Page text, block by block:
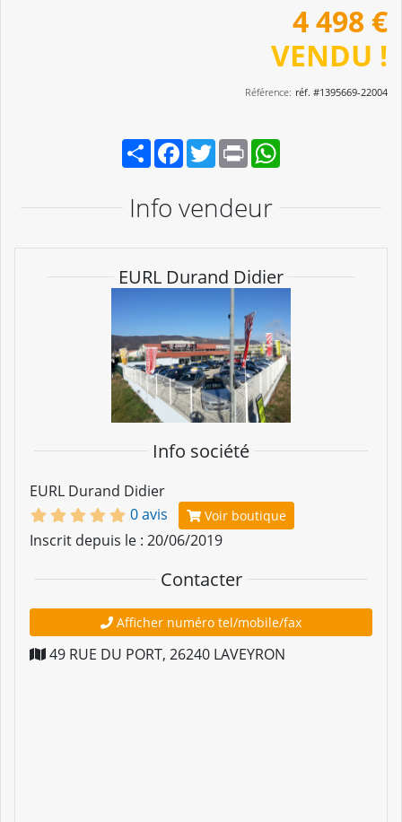
4 498 €
VENDU !
Référence: réf. #1395669-22004
PartagerFacebook
TwitterPrint
Info vendeur
EURL Durand Didier
Info société
EURL Durand Didier
0 avis
Voir boutique
Inscrit depuis le : 20/06/2019
Contacter
Afficher numéro tel/mobile/fax
49 RUE DU PORT, 26240 LAVEYRON